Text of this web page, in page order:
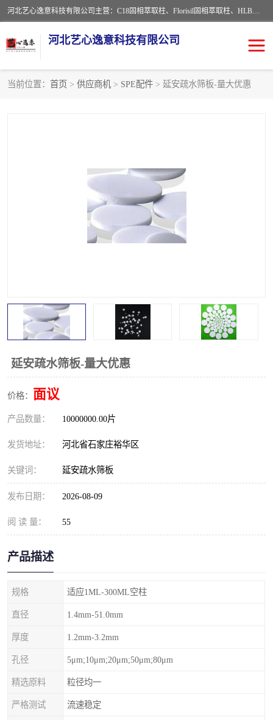
河北艺心逸意科技有限公司主营：C18固相萃取柱、Florisil固相萃取柱、HLB固相萃取柱、MCX固相萃取柱、QuEChERS、固相萃取空柱、针式过滤器 、固相萃取柱、黄曲霉毒素亲和柱。全国咨询热线：18630105913。河北艺心逸意科技有限公司接受来样定做，我们秉承着“顾客至上，锐意进取”的经营理念，坚持客户至上的原则为广大客户提供优质的服务，欢迎广大客户惠顾！免费咨询！
河北艺心逸意科技有限公司
当前位置： 首页 > 供应商机 > SPE配件 > 延安疏水筛板-量大优惠
延安疏水筛板-量大优惠
价格： 面议
产品数量： 10000000.00片
发货地址： 河北省石家庄裕华区
关键词： 延安疏水筛板
发布日期： 2026-08-09
阅 读 量： 55
产品描述
规格 适应1ML-300ML空柱
直径 1.4mm-51.0mm
厚度 1.2mm-3.2mm
孔径 5μm;10μm;20μm;50μm;80μm
精选原料 粒径均一
严格测试 流速稳定
SPE填料
过滤器/滤膜
SPE配件